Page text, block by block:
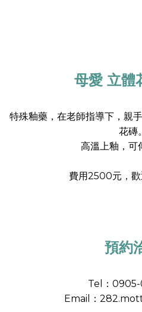
母愛 立體
特殊釉藥，在老師指導下，親
花磚。
高溫上釉，可
費用2500元，歡
預約
Tel：
Email：